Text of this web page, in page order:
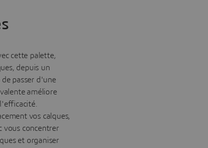
cette palette,
depuis un
passer d'une
améliore
vos calques,
vous concentrer
et organiser